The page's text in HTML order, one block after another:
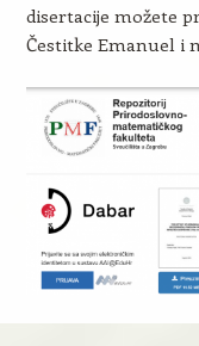
disertacije možete
Čestitke Emanuel i